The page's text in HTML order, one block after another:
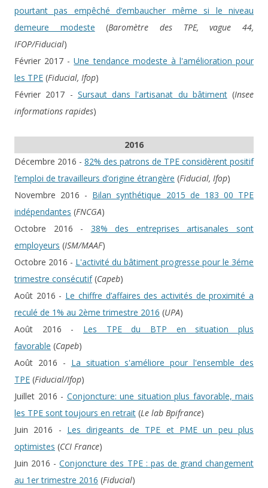
pourtant pas empêché d’embaucher même si le niveau
demeure modeste (Baromètre des TPE, vague 44,
IFOP/Fiducial)
Février 2017 -Une tendance modeste à l'amélioration pour
les TPE (Fiducial, Ifop)
Février 2017 - Sursaut dans l'artisanat du bâtiment(Insee
informations rapides)
2016
Décembre 2016 - 82% des patrons de TPE considèrent positif
l’emploi de travailleurs d’origine étrangère (Fiducial, Ifop)
Novembre 2016 - Bilan synthétique 2015 de 183 00 TPE
indépendantes (FNCGA)
Octobre 2016 - 38% des entreprises artisanales sont
employeurs (ISM/MAAF)
Octobre 2016 - L'activité du bâtiment progresse pour le 3éme
trimestre consécutif(Capeb)
Août 2016 - Le chiffre d’affaires des activités de proximité a
reculé de 1% au 2ème trimestre 2016 (UPA)
Août 2016 - Les TPE du BTP en situation plus
favorable (Capeb)
Août 2016 - La situation s'améliore pour l'ensemble des
TPE (Fiducial/Ifop)
Juillet 2016 - Conjoncture: une situation plus favorable, mais
les TPE sont toujours en retrait (Le lab Bpifrance)
Juin 2016 - Les dirigeants de TPE et PME un peu plus
optimistes (CCI France)
Juin 2016 -Conjoncture des TPE : pas de grand changement
au 1er trimestre 2016 (Fiducial)